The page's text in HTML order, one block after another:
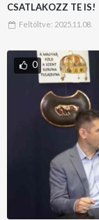
CSATLAKOZZ TE IS!
Feltöltve: 2025.11.08.
0